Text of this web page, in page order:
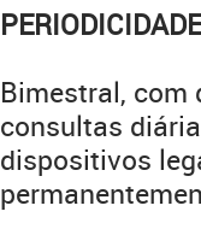
PERIODICIDADE
Bimestral, com
consultas
dispositivos